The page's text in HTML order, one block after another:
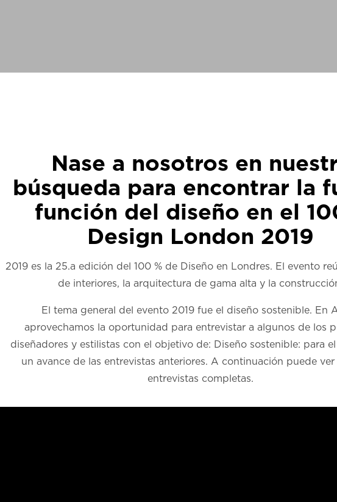
Nase a nosotros en
búsqueda para encontrar la
función del diseño en el
Design London 2019
2019 es la 25.a edición del 100 % de Diseño en Londres. El evento
de interiores, la arquitectura de gama alta y la
El tema general del evento 2019 fue el diseño sostenible. En
aprovechamos la oportunidad para entrevistar a algunos de los
diseñadores y estilistas con el objetivo de: Diseño sostenible: para
un avance de las entrevistas anteriores. A continuación puede
entrevistas completas.